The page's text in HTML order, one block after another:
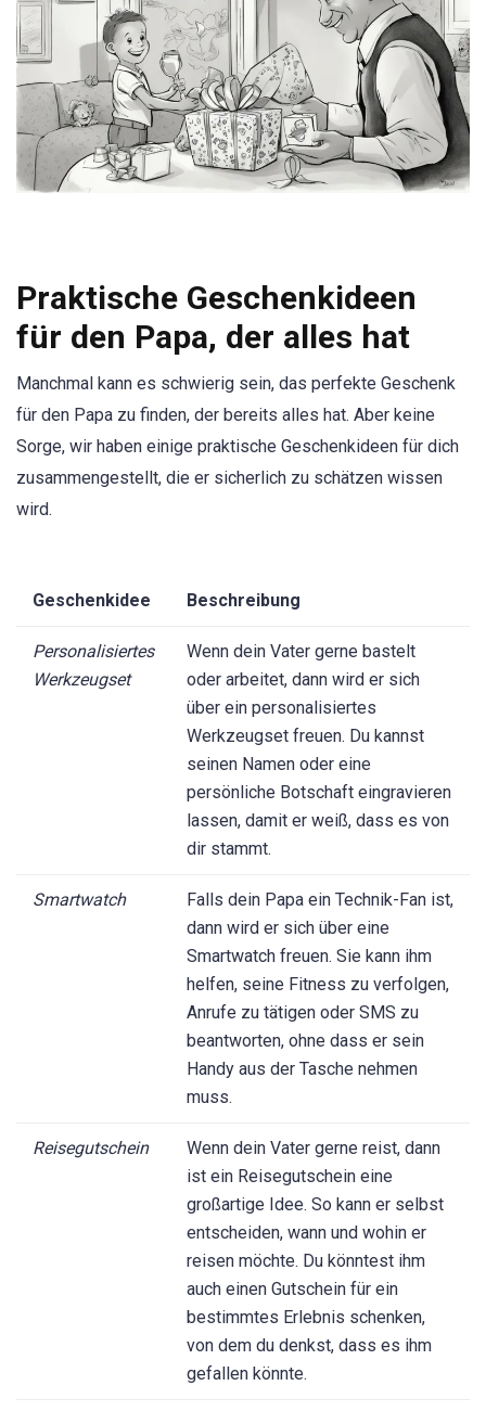
Praktische Geschenkideen
für den Papa, der alles hat
Manchmal kann es schwierig sein, das perfekte Geschenk
für den Papa zu finden, der bereits alles hat. Aber keine
Sorge, wir haben einige praktische Geschenkideen für dich
zusammengestellt, die er sicherlich zu schätzen wissen
wird.
Geschenkidee Beschreibung
Personalisiertes
Werkzeugset
Wenn dein Vater gerne bastelt
oder arbeitet, dann wird er sich
über ein personalisiertes
Werkzeugset freuen. Du kannst
seinen Namen oder eine
persönliche Botschaft eingravieren
lassen, damit er weiß, dass es von
dir stammt.
Smartwatch
Falls dein Papa ein Technik-Fan ist,
dann wird er sich über eine
Smartwatch freuen. Sie kann ihm
helfen, seine Fitness zu verfolgen,
Anrufe zu tätigen oder SMS zu
beantworten, ohne dass er sein
Handy aus der Tasche nehmen
muss.
Reisegutschein
Wenn dein Vater gerne reist, dann
ist ein Reisegutschein eine
großartige Idee. So kann er selbst
entscheiden, wann und wohin er
reisen möchte. Du könntest ihm
auch einen Gutschein für ein
bestimmtes Erlebnis schenken,
von dem du denkst, dass es ihm
gefallen könnte.